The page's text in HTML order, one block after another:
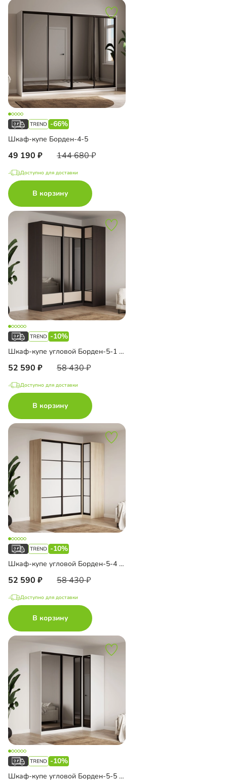
-66%
Шкаф-купе Борден-4-5
49 190 144 680
Доступно для доставки
В корзину
-10%
Шкаф-купе угловой Борден-5-1 1000
52 590 58 430
Доступно для доставки
В корзину
-10%
Шкаф-купе угловой Борден-5-4 1000
52 590 58 430
Доступно для доставки
В корзину
-10%
Шкаф-купе угловой Борден-5-5 1000